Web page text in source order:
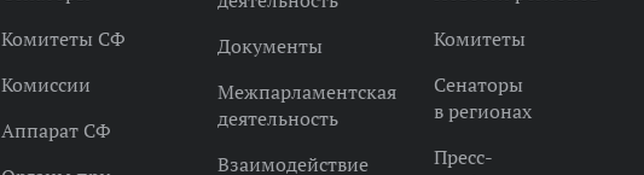
Комитеты СФ
Комиссии
Аппарат СФ
Документы
Межпарламентская
деятельность
Взаимодействие
Комитеты
Сенаторы
в регионах
Пресс-